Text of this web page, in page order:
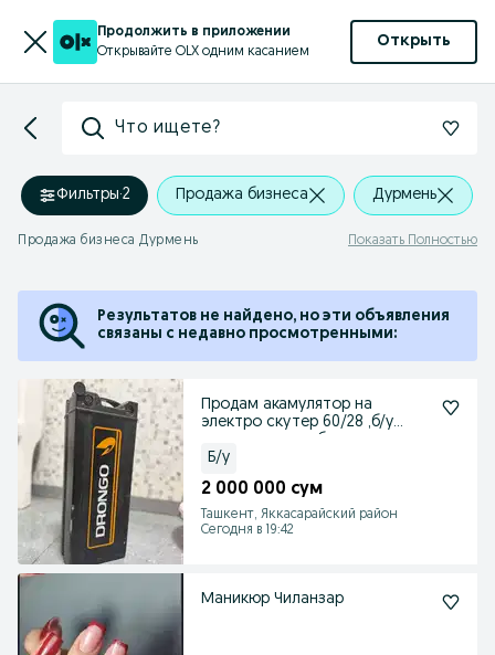
Продолжить в приложении
Открывайте OLX одним касанием
Открыть
Что ищете?
Фильтры·2 Продажа бизнеса Дурмень
Продажа бизнеса Дурмень Показать Полностью
Результатов не найдено, но эти объявления
связаны с недавно просмотренными:
Продам акамулятор на
электро скутер 60/28 ,б/у
Б/у
2 000 000 сум
Ташкент, Яккасарайский район
Сегодня в 19:42
Маникюр Чиланзар